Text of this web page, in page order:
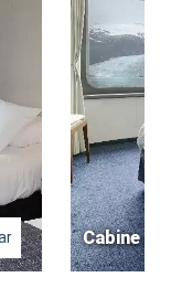
Cabine